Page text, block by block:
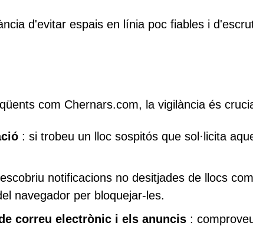
d'evitar espais en línia poc fiables i
com Chernars.com, la vigilància és
: si trobeu un lloc sospitós que sol·licita
notificacions no desitjades de llocs com
navegador per bloquejar-les.
correu electrònic i els anuncis :